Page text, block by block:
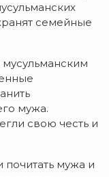
семейные
мусульманским
мужа.
свою честь и
мужа и